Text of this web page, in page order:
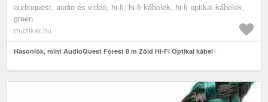
audioquest, audio és videó, hi-fi, hi-fi kábelek, hi-fi optikai kábelek,
green
muziker.hu
Hasonlók, mint AudioQuest Forest 8 m Zöld Hi-Fi Optikai kábel